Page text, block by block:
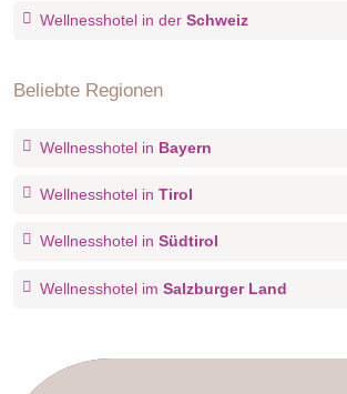
Wellnesshotel in der Schweiz
Beliebte Regionen
Wellnesshotel in Bayern
Wellnesshotel in Tirol
Wellnesshotel in Südtirol
Wellnesshotel im Salzburger Land